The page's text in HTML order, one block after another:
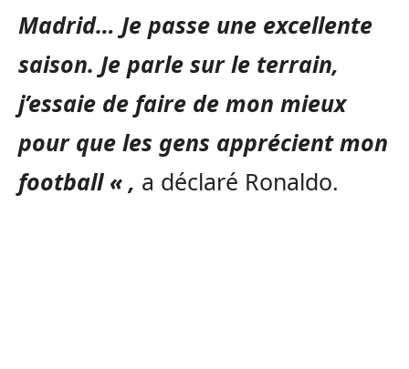
Madrid… Je passe une excellente
saison. Je parle sur le terrain,
j’essaie de faire de mon mieux
pour que les gens apprécient mon
football « , a déclaré Ronaldo.